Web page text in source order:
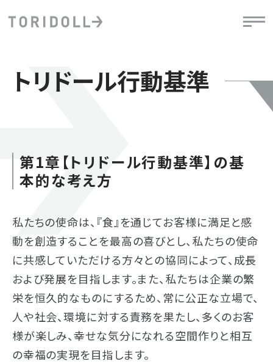
トリドール行動基準
第1章【トリドール行動基準】の基
本的な考え方
私たちの使命は、『食』を通じてお客様に満足と感
動を創造することを最高の喜びとし、私たちの使命
に共感していただける方々との協同によって、成長
および発展を目指します。また、私たちは企業の繁
栄を恒久的なものにするため、常に公正な立場で、
人や社会、環境に対する責務を果たし、多くのお客
様が楽しみ、幸せな気分になれる空間作りと相互
の幸福の実現を目指します。